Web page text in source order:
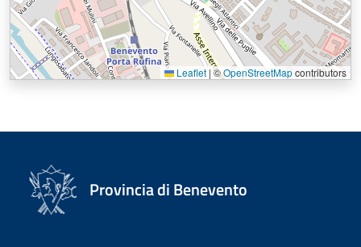
Leaflet |©OpenStreetMapcontributors
Provincia di Benevento